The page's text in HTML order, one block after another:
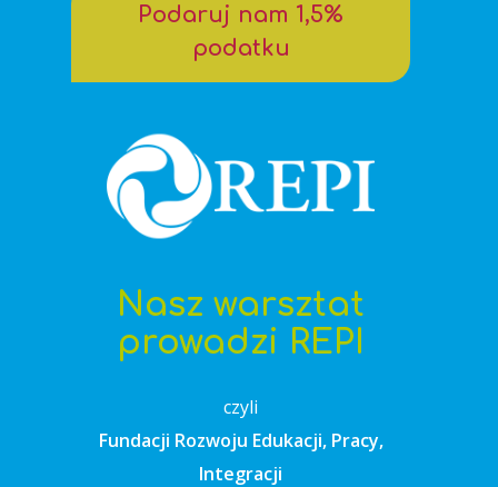
Podaruj nam 1,5%
podatku
Nasz warsztat
prowadzi REPI
czyli
Fundacji Rozwoju Edukacji, Pracy,
Integracji
Wizytówka
Regulamin
Patron
AKTUALNOŚCI
TWORZYMY
KONTAKT